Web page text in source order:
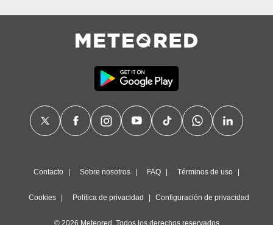
Contacto Sobre nosotros FAQ Términos de uso
Cookies Política de privacidad Configuración de privacidad
© 2026 Meteored. Todos los derechos reservados